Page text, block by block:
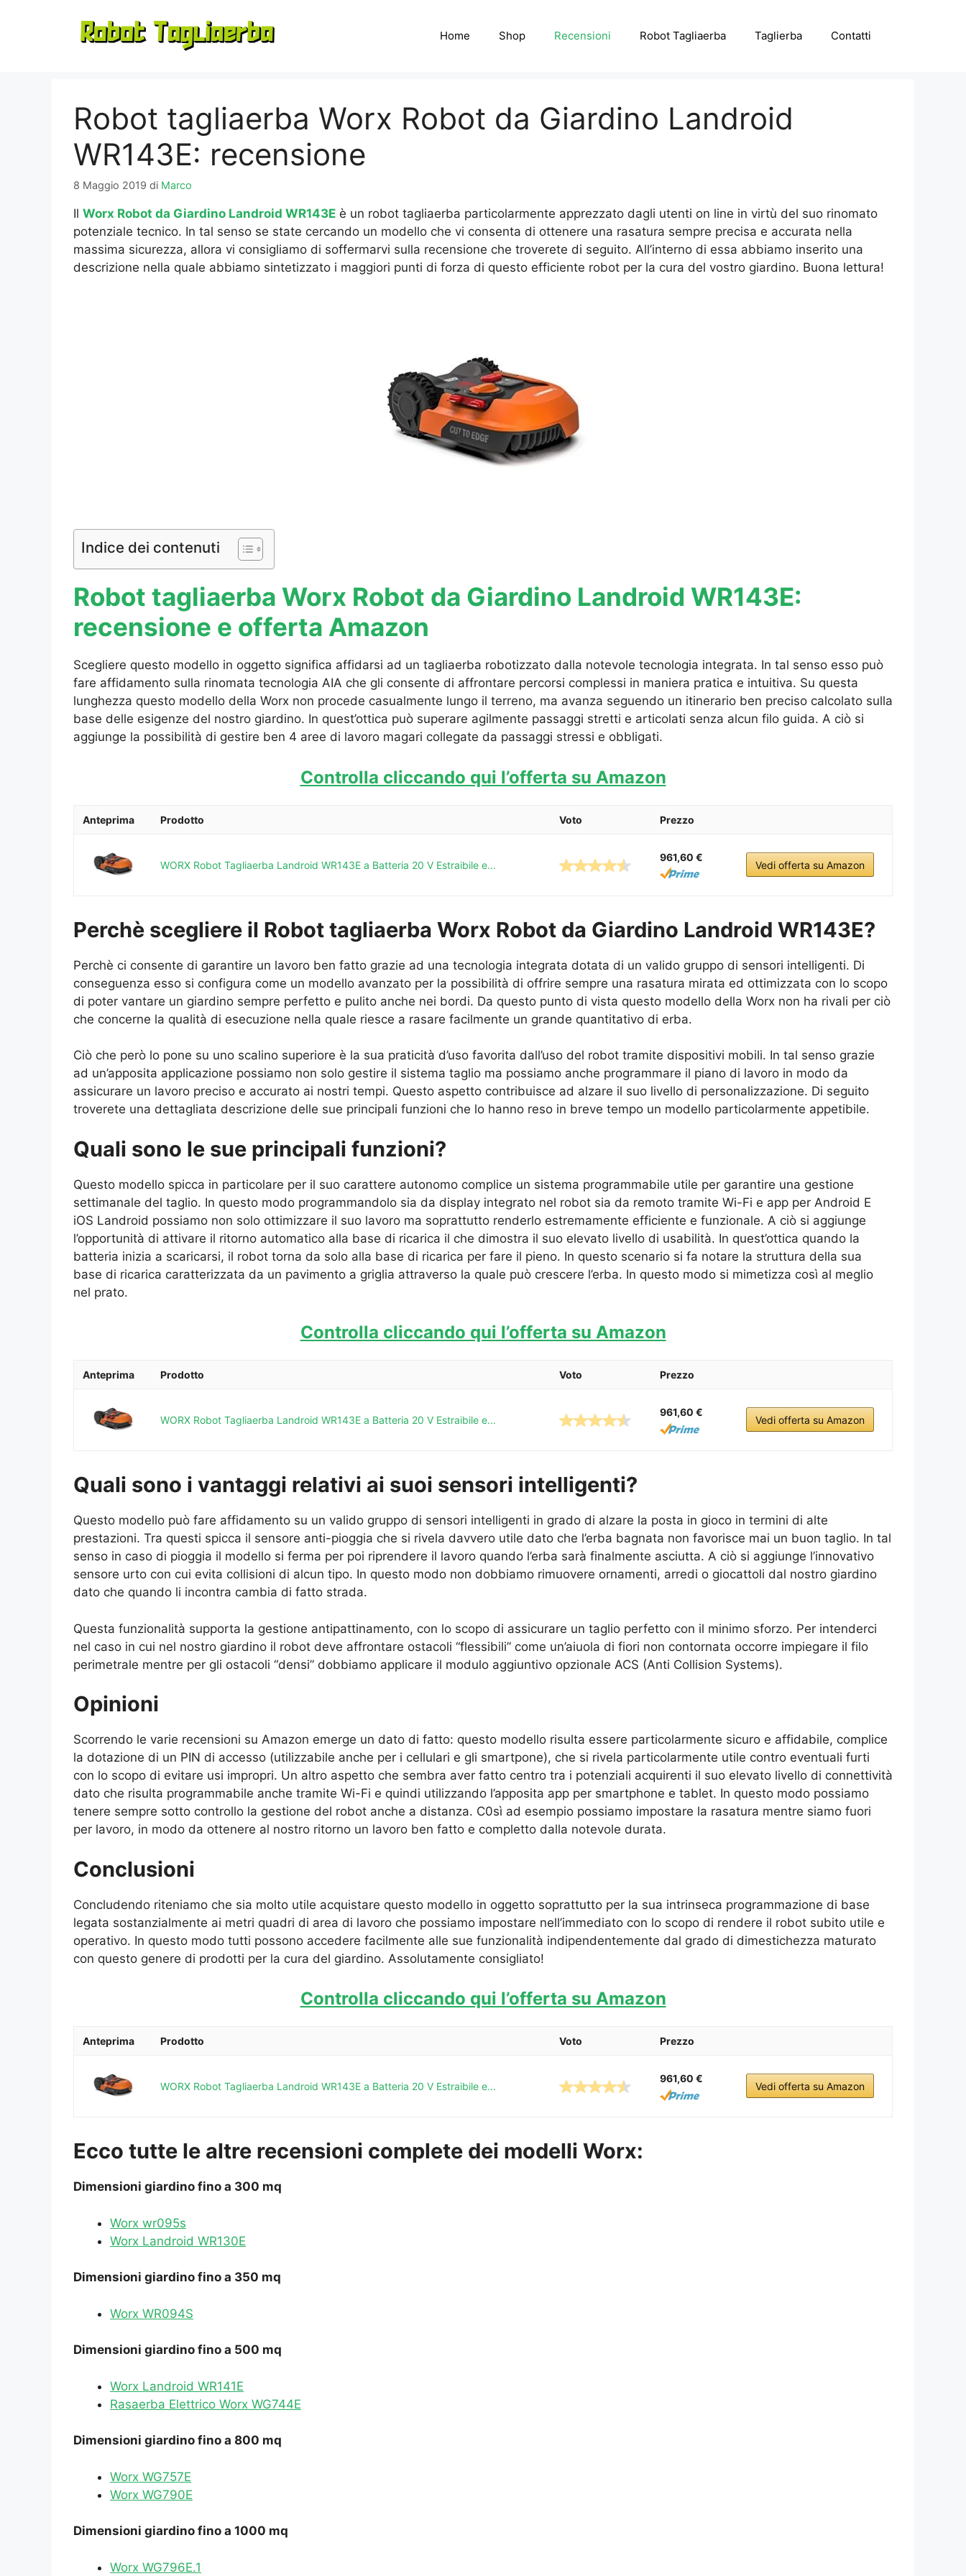
Home Shop Recensioni Robot Tagliaerba Taglierba Contatti
Robot tagliaerba Worx Robot da Giardino Landroid
WR143E: recensione
8 Maggio 2019 di Marco
Il Worx Robot da Giardino Landroid WR143E è un robot tagliaerba particolarmente apprezzato dagli utenti on line in virtù del suo rinomato
potenziale tecnico. In tal senso se state cercando un modello che vi consenta di ottenere una rasatura sempre precisa e accurata nella
massima sicurezza, allora vi consigliamo di soffermarvi sulla recensione che troverete di seguito. All’interno di essa abbiamo inserito una
descrizione nella quale abbiamo sintetizzato i maggiori punti di forza di questo efficiente robot per la cura del vostro giardino. Buona lettura!
Indice dei contenuti
Robot tagliaerba Worx Robot da Giardino Landroid WR143E:
recensione e offerta Amazon
Scegliere questo modello in oggetto significa affidarsi ad un tagliaerba robotizzato dalla notevole tecnologia integrata. In tal senso esso può
fare affidamento sulla rinomata tecnologia AIA che gli consente di affrontare percorsi complessi in maniera pratica e intuitiva. Su questa
lunghezza questo modello della Worx non procede casualmente lungo il terreno, ma avanza seguendo un itinerario ben preciso calcolato sulla
base delle esigenze del nostro giardino. In quest’ottica può superare agilmente passaggi stretti e articolati senza alcun filo guida. A ciò si
aggiunge la possibilità di gestire ben 4 aree di lavoro magari collegate da passaggi stressi e obbligati.
Controlla cliccando qui l’offerta su Amazon
Anteprima Prodotto Voto Prezzo
WORX Robot Tagliaerba Landroid WR143E a Batteria 20 V Estraibile e...
961,60 €
Vedi offerta su Amazon
Perchè scegliere il Robot tagliaerba Worx Robot da Giardino Landroid WR143E?
Perchè ci consente di garantire un lavoro ben fatto grazie ad una tecnologia integrata dotata di un valido gruppo di sensori intelligenti. Di
conseguenza esso si configura come un modello avanzato per la possibilità di offrire sempre una rasatura mirata ed ottimizzata con lo scopo
di poter vantare un giardino sempre perfetto e pulito anche nei bordi. Da questo punto di vista questo modello della Worx non ha rivali per ciò
che concerne la qualità di esecuzione nella quale riesce a rasare facilmente un grande quantitativo di erba.
Ciò che però lo pone su uno scalino superiore è la sua praticità d’uso favorita dall’uso del robot tramite dispositivi mobili. In tal senso grazie
ad un’apposita applicazione possiamo non solo gestire il sistema taglio ma possiamo anche programmare il piano di lavoro in modo da
assicurare un lavoro preciso e accurato ai nostri tempi. Questo aspetto contribuisce ad alzare il suo livello di personalizzazione. Di seguito
troverete una dettagliata descrizione delle sue principali funzioni che lo hanno reso in breve tempo un modello particolarmente appetibile.
Quali sono le sue principali funzioni?
Questo modello spicca in particolare per il suo carattere autonomo complice un sistema programmabile utile per garantire una gestione
settimanale del taglio. In questo modo programmandolo sia da display integrato nel robot sia da remoto tramite Wi-Fi e app per Android E
iOS Landroid possiamo non solo ottimizzare il suo lavoro ma soprattutto renderlo estremamente efficiente e funzionale. A ciò si aggiunge
l’opportunità di attivare il ritorno automatico alla base di ricarica il che dimostra il suo elevato livello di usabilità. In quest’ottica quando la
batteria inizia a scaricarsi, il robot torna da solo alla base di ricarica per fare il pieno. In questo scenario si fa notare la struttura della sua
base di ricarica caratterizzata da un pavimento a griglia attraverso la quale può crescere l’erba. In questo modo si mimetizza così al meglio
nel prato.
Controlla cliccando qui l’offerta su Amazon
Anteprima Prodotto Voto Prezzo
WORX Robot Tagliaerba Landroid WR143E a Batteria 20 V Estraibile e...
961,60 €
Vedi offerta su Amazon
Quali sono i vantaggi relativi ai suoi sensori intelligenti?
Questo modello può fare affidamento su un valido gruppo di sensori intelligenti in grado di alzare la posta in gioco in termini di alte
prestazioni. Tra questi spicca il sensore anti-pioggia che si rivela davvero utile dato che l’erba bagnata non favorisce mai un buon taglio. In tal
senso in caso di pioggia il modello si ferma per poi riprendere il lavoro quando l’erba sarà finalmente asciutta. A ciò si aggiunge l’innovativo
sensore urto con cui evita collisioni di alcun tipo. In questo modo non dobbiamo rimuovere ornamenti, arredi o giocattoli dal nostro giardino
dato che quando li incontra cambia di fatto strada.
Questa funzionalità supporta la gestione antipattinamento, con lo scopo di assicurare un taglio perfetto con il minimo sforzo. Per intenderci
nel caso in cui nel nostro giardino il robot deve affrontare ostacoli “flessibili” come un’aiuola di fiori non contornata occorre impiegare il filo
perimetrale mentre per gli ostacoli “densi” dobbiamo applicare il modulo aggiuntivo opzionale ACS (Anti Collision Systems).
Opinioni
Scorrendo le varie recensioni su Amazon emerge un dato di fatto: questo modello risulta essere particolarmente sicuro e affidabile, complice
la dotazione di un PIN di accesso (utilizzabile anche per i cellulari e gli smartpone), che si rivela particolarmente utile contro eventuali furti
con lo scopo di evitare usi impropri. Un altro aspetto che sembra aver fatto centro tra i potenziali acquirenti il suo elevato livello di connettività
dato che risulta programmabile anche tramite Wi-Fi e quindi utilizzando l’apposita app per smartphone e tablet. In questo modo possiamo
tenere sempre sotto controllo la gestione del robot anche a distanza. C0sì ad esempio possiamo impostare la rasatura mentre siamo fuori
per lavoro, in modo da ottenere al nostro ritorno un lavoro ben fatto e completto dalla notevole durata.
Conclusioni
Concludendo riteniamo che sia molto utile acquistare questo modello in oggetto soprattutto per la sua intrinseca programmazione di base
legata sostanzialmente ai metri quadri di area di lavoro che possiamo impostare nell’immediato con lo scopo di rendere il robot subito utile e
operativo. In questo modo tutti possono accedere facilmente alle sue funzionalità indipendentemente dal grado di dimestichezza maturato
con questo genere di prodotti per la cura del giardino. Assolutamente consigliato!
Controlla cliccando qui l’offerta su Amazon
Anteprima Prodotto Voto Prezzo
WORX Robot Tagliaerba Landroid WR143E a Batteria 20 V Estraibile e...
961,60 €
Vedi offerta su Amazon
Ecco tutte le altre recensioni complete dei modelli Worx:
Dimensioni giardino fino a 300 mq
Worx wr095s
Worx Landroid WR130E
Dimensioni giardino fino a 350 mq
Worx WR094S
Dimensioni giardino fino a 500 mq
Worx Landroid WR141E
Rasaerba Elettrico Worx WG744E
Dimensioni giardino fino a 800 mq
Worx WG757E
Worx WG790E
Dimensioni giardino fino a 1000 mq
Worx WG796E.1